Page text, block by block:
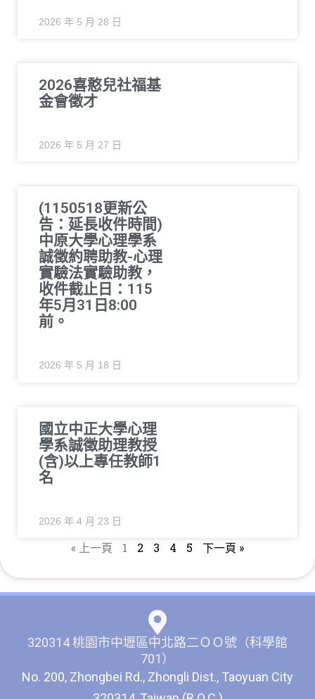
2026 年 5 月 28 日
2026喜憨兒社福基
金會徵才
2026 年 5 月 27 日
(1150518更新公
告：延長收件時間)
中原大學心理學系
誠徵約聘助教-心理
實驗法實驗助教，
收件截止日：115
年5月31日8:00
前。
2026 年 5 月 18 日
國立中正大學心理
學系誠徵助理教授
(含)以上專任教師1
名
2026 年 4 月 23 日
« 上一頁 1 2 3 4 5 下一頁 »
320314 桃園市中壢區中北路二ＯＯ號（科學館
701）
No. 200, Zhongbei Rd., Zhongli Dist., Taoyuan City